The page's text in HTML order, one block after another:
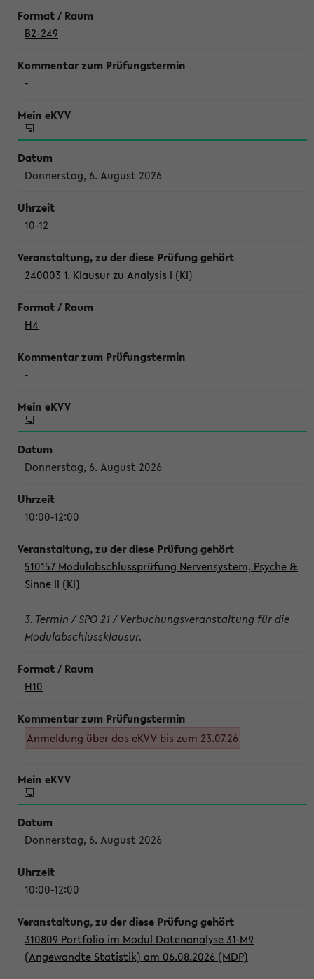
B2-249
-
Donnerstag, 6. August 2026
10-12
240003 1. Klausur zu Analysis I (Kl)
H4
-
Donnerstag, 6. August 2026
10:00-12:00
510157 Modulabschlussprüfung Nervensystem, Psyche &
Sinne II (Kl)
3. Termin / SPO 21 / Verbuchungsveranstaltung für die
Modulabschlussklausur.
H10
Anmeldung über das eKVV bis zum 23.07.26
Donnerstag, 6. August 2026
10:00-12:00
310809 Portfolio im Modul Datenanalyse 31-M9
(Angewandte Statistik) am 06.08.2026 (MDP)